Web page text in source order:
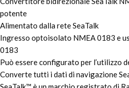
potente
Alimentato dalla rete SeaTalk
Ingresso optoisolato NMEA 0183 e
0183
Può essere configurato per l’utilizzo
Converte tutti i dati di navigazione